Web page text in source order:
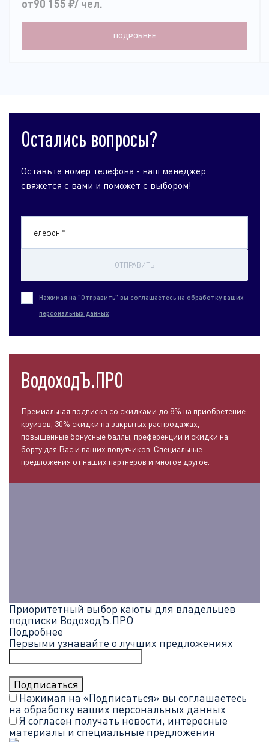
от90 155 ₽/ чел.
ПОДРОБНЕЕ
Остались вопросы?
Оставьте номер телефона - наш менеджер
свяжется с вами и поможет с выбором!
Телефон *
ОТПРАВИТЬ
Нажимая на "Отправить" вы соглашаетесь на обработку ваших
персональных данных
ВодоходЪ.ПРО
Премиальная подписка со скидками до 8% на приобретение
круизов, 30% скидки на закрытых распродажах,
повышенные бонусные баллы, преференции и скидки на
борту для Вас и ваших попутчиков. Специальные
предложения от наших партнеров и многое другое.
Приоритетный выбор каюты для владельцев
подписки ВодоходЪ.ПРО
Подробнее
Первыми узнавайте о лучших предложениях
Нажимая на «Подписаться» вы соглашаетесь
на обработку ваших персональных данных
Я согласен получать новости, интересные
материалы и специальные предложения